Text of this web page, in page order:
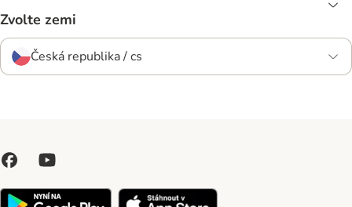
Zvolte zemi
Česká republika / cs